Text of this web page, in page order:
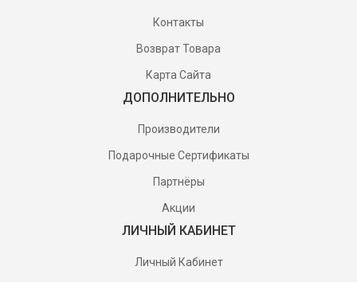
Контакты
Возврат Товара
Карта Сайта
ДОПОЛНИТЕЛЬНО
Производители
Подарочные Сертификаты
Партнёры
Акции
ЛИЧНЫЙ КАБИНЕТ
Личный Кабинет